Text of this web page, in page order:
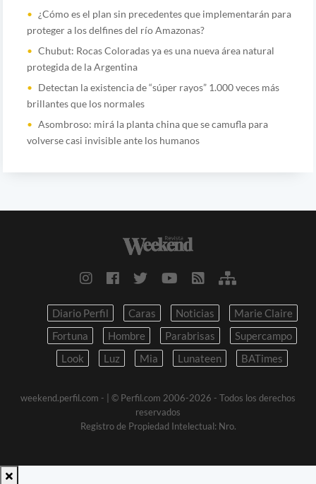
¿Cómo es el plan sin precedentes que implementarán para
proteger a los delfines del río Amazonas?
Chubut: Rocas Coloradas ya es una nueva área natural
protegida de la Argentina
Detectan la existencia de “súper rayos” 1.000 veces más
brillantes que los normales
Asombroso: mirá la planta china que se camufla para
volverse casi invisible ante los humanos
Diario Perfil Caras Noticias
Marie Claire
Fortuna
Hombre Parabrisas
Supercampo
Look
Luz Mia Lunateen BATimes
weekend.perfil.com -
| © Perfil.com 2006-2026 - Todos los derechos
reservados
Registro de Propiedad Intelectual: Nro.